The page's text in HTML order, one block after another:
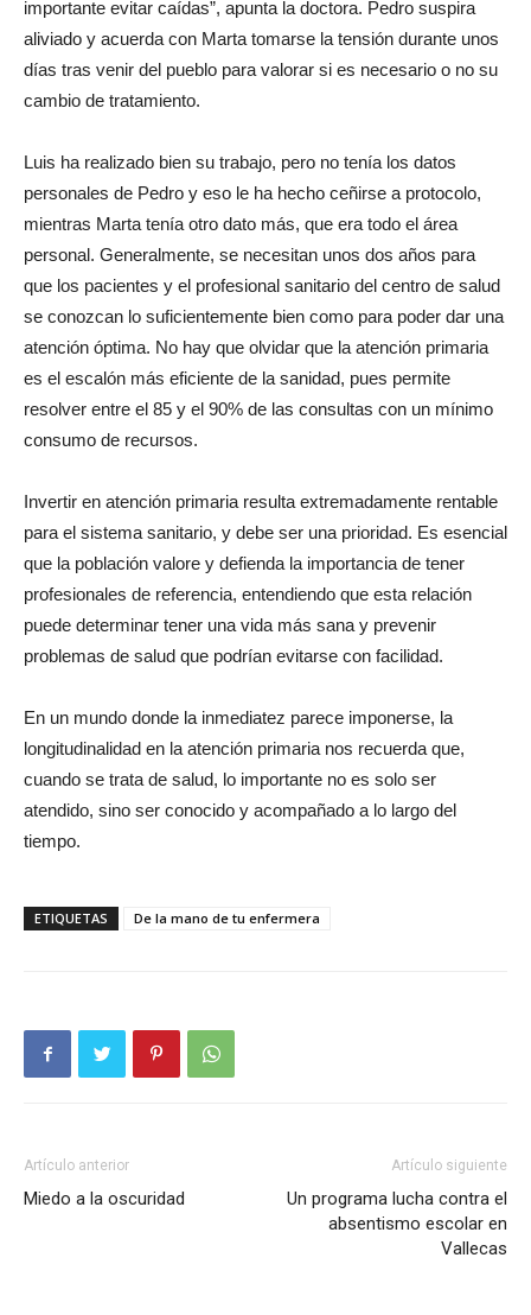
importante evitar caídas”, apunta la doctora. Pedro suspira
aliviado y acuerda con Marta tomarse la tensión durante unos
días tras venir del pueblo para valorar si es necesario o no su
cambio de tratamiento.
Luis ha realizado bien su trabajo, pero no tenía los datos
personales de Pedro y eso le ha hecho ceñirse a protocolo,
mientras Marta tenía otro dato más, que era todo el área
personal. Generalmente, se necesitan unos dos años para
que los pacientes y el profesional sanitario del centro de salud
se conozcan lo suficientemente bien como para poder dar una
atención óptima. No hay que olvidar que la atención primaria
es el escalón más eficiente de la sanidad, pues permite
resolver entre el 85 y el 90% de las consultas con un mínimo
consumo de recursos.
Invertir en atención primaria resulta extremadamente rentable
para el sistema sanitario, y debe ser una prioridad. Es esencial
que la población valore y defienda la importancia de tener
profesionales de referencia, entendiendo que esta relación
puede determinar tener una vida más sana y prevenir
problemas de salud que podrían evitarse con facilidad.
En un mundo donde la inmediatez parece imponerse, la
longitudinalidad en la atención primaria nos recuerda que,
cuando se trata de salud, lo importante no es solo ser
atendido, sino ser conocido y acompañado a lo largo del
tiempo.
ETIQUETAS De la mano de tu enfermera
Artículo anterior
Miedo a la oscuridad
Artículo siguiente
Un programa lucha contra el
absentismo escolar en
Vallecas